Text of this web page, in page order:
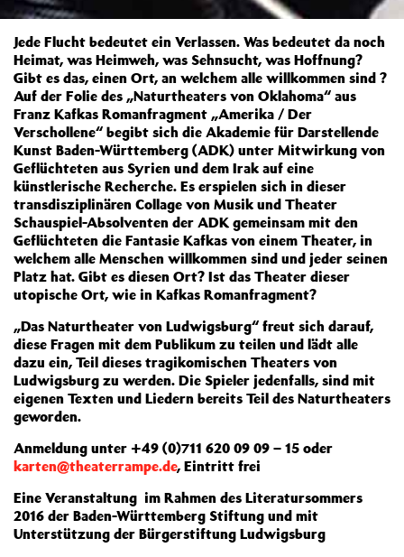
Jede Flucht bedeutet ein Verlassen. Was bedeutet da noch
Heimat, was Heimweh, was Sehnsucht, was Hoffnung?
Gibt es das, einen Ort, an welchem alle willkommen sind ?
Auf der Folie des „Naturtheaters von Oklahoma“ aus
Franz Kafkas Romanfragment „Amerika / Der
Verschollene“ begibt sich die Akademie für Darstellende
Kunst Baden-Württemberg (ADK) unter Mitwirkung von
Geflüchteten aus Syrien und dem Irak auf eine
künstlerische Recherche. Es erspielen sich in dieser
transdisziplinären Collage von Musik und Theater
Schauspiel-Absolventen der ADK gemeinsam mit den
Geflüchteten die Fantasie Kafkas von einem Theater, in
welchem alle Menschen willkommen sind und jeder seinen
Platz hat. Gibt es diesen Ort? Ist das Theater dieser
utopische Ort, wie in Kafkas Romanfragment?
„Das Naturtheater von Ludwigsburg“ freut sich darauf,
diese Fragen mit dem Publikum zu teilen und lädt alle
dazu ein, Teil dieses tragikomischen Theaters von
Ludwigsburg zu werden. Die Spieler jedenfalls, sind mit
eigenen Texten und Liedern bereits Teil des Naturtheaters
geworden.
Anmeldung unter +49 (0)711 620 09 09 – 15 oder
karten@theaterrampe.de, Eintritt frei
Eine Veranstaltung im Rahmen des Literatursommers
2016 der Baden-Württemberg Stiftung und mit
Unterstützung der Bürgerstiftung Ludwigsburg